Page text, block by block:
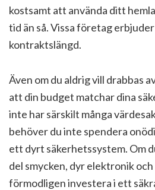
kostsamt att använda ditt
tid än så. Vissa företag
kontraktslängd.
Även om du aldrig vill drabbas
att din budget matchar dina
inte har särskilt många
behöver du inte spendera
ett dyrt säkerhetssystem. Om
del smycken, dyr elektronik
förmodligen investera i ett